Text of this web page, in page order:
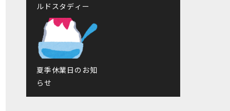
ルドスタディー
夏季休業日のお知
らせ
介 Nくん編
取材を受けました